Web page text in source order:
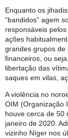
Enquanto os
“bandidos” agem
responsáveis pelos
ações
grandes grupos de
financeiros, ou
libertação das
saques em vilas,
A violência no
OIM (Organização
houve cerca de 50
janeiro de 2020.
vizinho Níger nos